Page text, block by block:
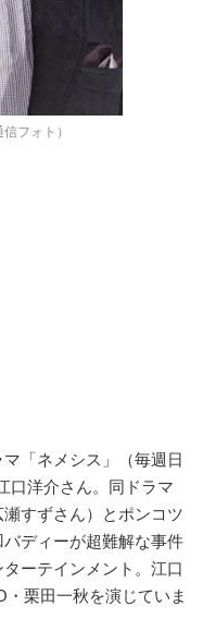
フォト）
「ネメシス」（毎週日
口洋介さん。同ドラマ
すずさん）とポンコツ
ディーが超難解な事件
ーテインメント。江口
栗田一秋を演じていま